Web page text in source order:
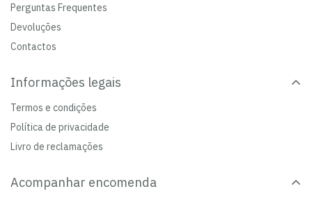
Perguntas Frequentes
Devoluções
Contactos
Informações legais
Termos e condições
Política de privacidade
Livro de reclamações
Acompanhar encomenda